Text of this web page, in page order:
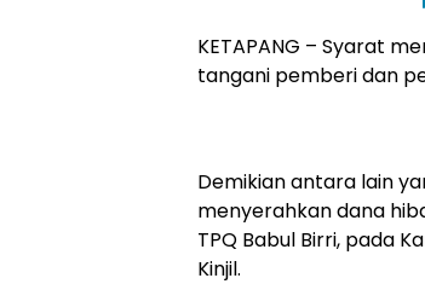
KETAPANG – Syarat
tangani pemberi dan
Demikian antara lain
menyerahkan dana
TPQ Babul Birri, pada
Kinjil.